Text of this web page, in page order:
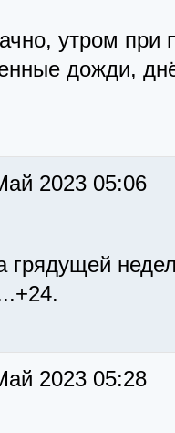
утром при
дожди,
2023 05:06
грядущей
2023 05:28